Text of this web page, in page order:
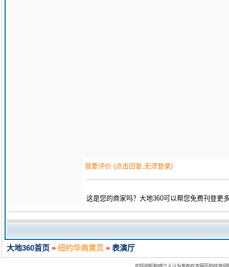
我要评价 (点击回复,无须登录)
这是您的商家吗？大地360可以帮您免费刊登更
大地360首页 » 纽约华商黄页 » 表演厅